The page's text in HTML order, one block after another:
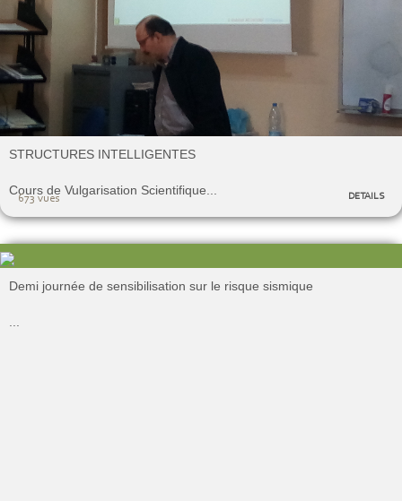
STRUCTURES INTELLIGENTES
Cours de Vulgarisation Scientifique...
673 vues DETAILS
Demi journée de sensibilisation sur le risque sismique
...